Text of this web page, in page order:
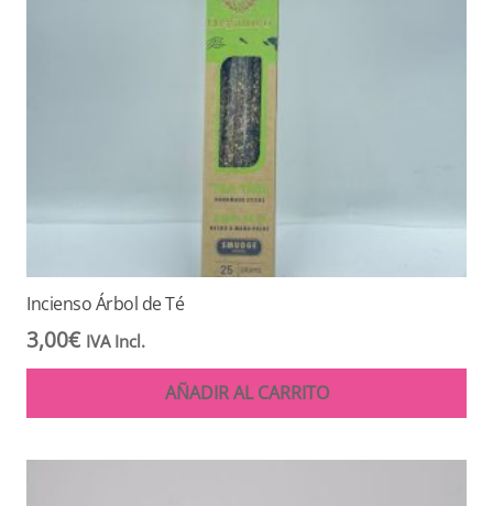
Incienso Árbol de Té
3,00€ IVA Incl.
AÑADIR AL CARRITO